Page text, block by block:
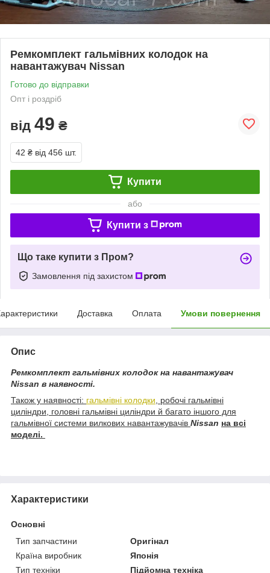
Ремкомплект гальмівних колодок на
навантажувач Nissan
Готово до відправки
Опт і роздріб
від 49 ₴
42 ₴ від 456 шт.
Купити
або
Купити з
Що таке купити з Пром?
Замовлення під захистом
Доставка Оплата Умови повернення
Опис
Ремкомплект гальмівних колодок на навантажувач
Nissan в наявності.
Також у наявності: гальмівні колодки , робочі гальмівні
циліндри, головні гальмівні циліндри й багато іншого для
гальмівної системи вилкових навантажувачів Nissan на всі
моделі.
Характеристики
Основні
Тип запчастини
Оригінал
Країна виробник
Японія
Тип техніки
Підйомна техніка